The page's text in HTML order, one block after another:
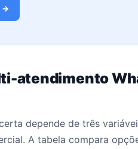
→
atendimento
depende de três
A tabela compara